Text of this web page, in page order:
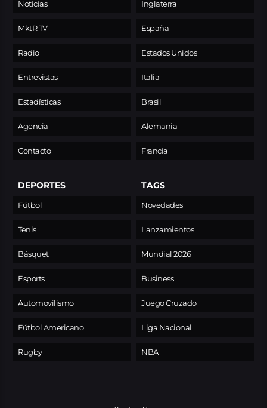
Noticias
MktR TV
Radio
Entrevistas
Estadísticas
Agencia
Contacto
Inglaterra
España
Estados Unidos
Italia
Brasil
Alemania
Francia
DEPORTES
Fútbol
Tenis
Básquet
Esports
Automovilismo
Fútbol Americano
Rugby
TAGS
Novedades
Lanzamientos
Mundial 2026
Business
Juego Cruzado
Liga Nacional
NBA